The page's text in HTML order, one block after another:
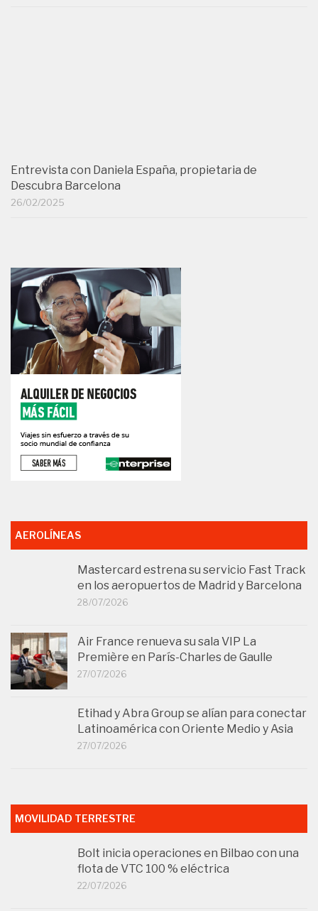
AEROLÍNEAS
Air France renueva su sala VIP La
Première en París-Charles de Gaulle
27/07/2026
Etihad y Abra Group se alían para conectar
Latinoamérica con Oriente Medio y Asia
27/07/2026
MOVILIDAD TERRESTRE
La liberalización transforma la alta
velocidad: el doble de viajeros y tarifas más
bajas